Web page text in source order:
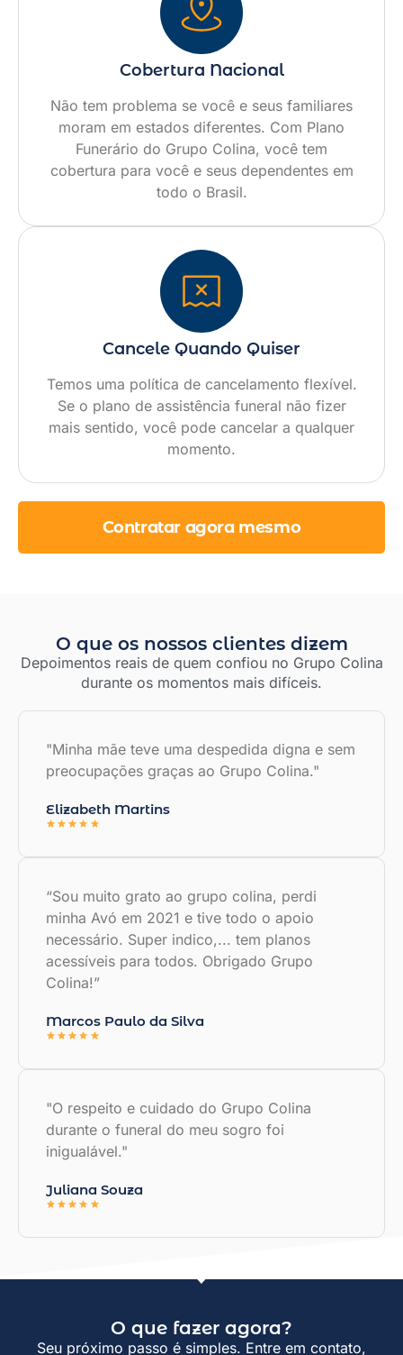
Cobertura Nacional
Não tem problema se você e seus familiares
moram em estados diferentes. Com Plano
Funerário do Grupo Colina, você tem
cobertura para você e seus dependentes em
todo o Brasil.
Cancele Quando Quiser
Temos uma política de cancelamento flexível.
Se o plano de assistência funeral não fizer
mais sentido, você pode cancelar a qualquer
momento.
Contratar agora mesmo
O que os nossos clientes dizem
Depoimentos reais de quem confiou no Grupo Colina
durante os momentos mais difíceis.
"Minha mãe teve uma despedida digna e sem
preocupações graças ao Grupo Colina."
Elizabeth Martins
“Sou muito grato ao grupo colina, perdi
minha Avó em 2021 e tive todo o apoio
necessário. Super indico,... tem planos
acessíveis para todos. Obrigado Grupo
Colina!”
Marcos Paulo da Silva
"O respeito e cuidado do Grupo Colina
durante o funeral do meu sogro foi
inigualável."
Juliana Souza
O que fazer agora?
Seu próximo passo é simples. Entre em contato,